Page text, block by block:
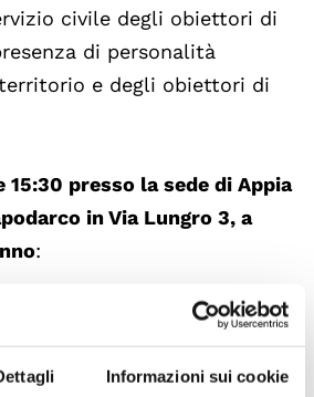
Informazioni sui cookie
civile degli obiettori di
di personalità
e degli obiettori di
15:30 presso la sede di Appia
in Via Lungro 3, a
:
in servizio civile nel